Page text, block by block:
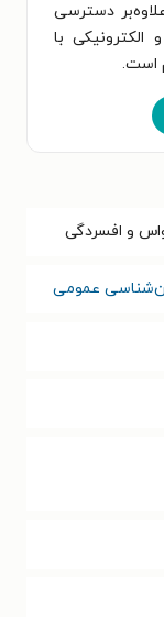
دسترسی
با
است.
و افسردگی
عمومی